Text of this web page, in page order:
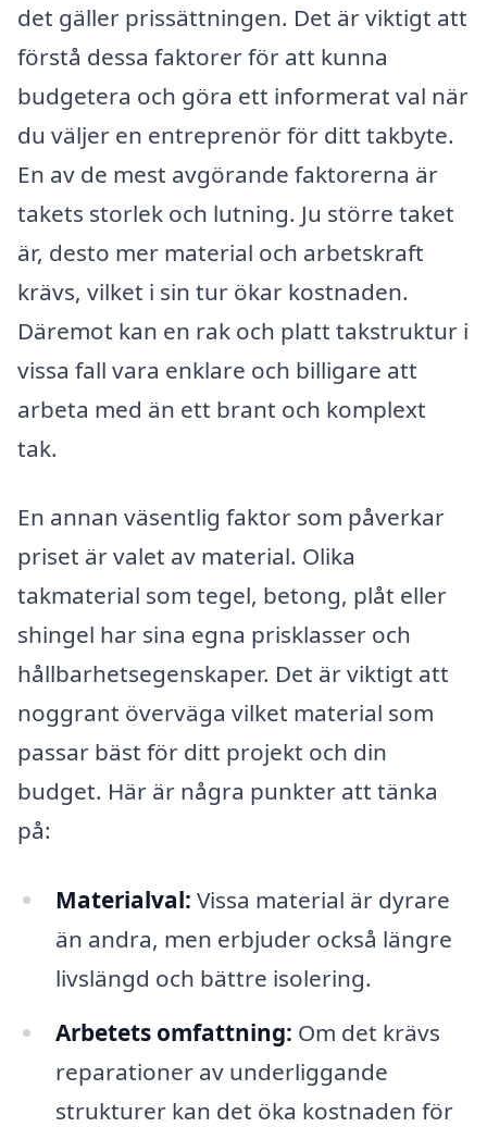
det gäller prissättningen. Det är viktigt att
förstå dessa faktorer för att kunna
budgetera och göra ett informerat val när
du väljer en entreprenör för ditt takbyte.
En av de mest avgörande faktorerna är
takets storlek och lutning. Ju större taket
är, desto mer material och arbetskraft
krävs, vilket i sin tur ökar kostnaden.
Däremot kan en rak och platt takstruktur i
vissa fall vara enklare och billigare att
arbeta med än ett brant och komplext
tak.
En annan väsentlig faktor som påverkar
priset är valet av material. Olika
takmaterial som tegel, betong, plåt eller
shingel har sina egna prisklasser och
hållbarhetsegenskaper. Det är viktigt att
noggrant överväga vilket material som
passar bäst för ditt projekt och din
budget. Här är några punkter att tänka
på:
Materialval: Vissa material är dyrare
än andra, men erbjuder också längre
livslängd och bättre isolering.
Arbetets omfattning: Om det krävs
reparationer av underliggande
strukturer kan det öka kostnaden för